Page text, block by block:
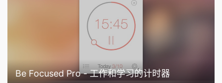
Be Focused Pro - 工作和学习的计时器